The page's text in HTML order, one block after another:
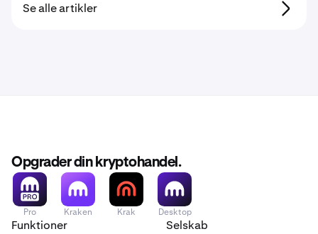
Se alle artikler
Opgrader din kryptohandel.
Pro Kraken Krak Desktop
Funktioner Selskab